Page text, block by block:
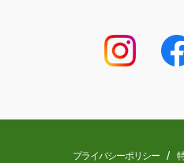
プライバシーポリシー /